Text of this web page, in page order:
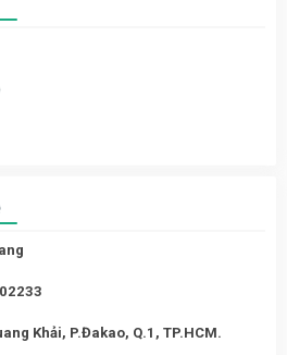
Khải, P.Đakao, Q.1, TP.HCM.